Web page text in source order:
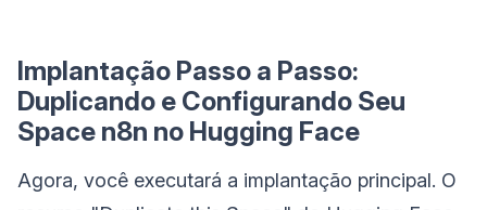
Implantação Passo a Passo:
Duplicando e Configurando Seu
Space n8n no Hugging Face
Agora, você executará a implantação principal. O